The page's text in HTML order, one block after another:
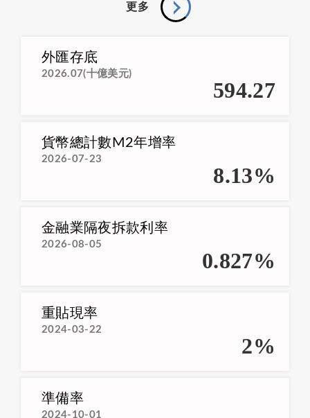
更多
外匯存底
2026.07(十億美元)
594.27
貨幣總計數M2年增率
2026-07-23
8.13%
金融業隔夜拆款利率
2026-08-05
0.827%
重貼現率
2024-03-22
2%
準備率
2024-10-01